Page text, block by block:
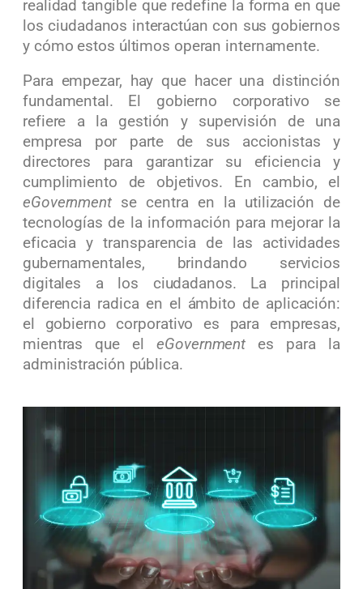
realidad tangible que redefine la forma en que
los ciudadanos interactúan con sus gobiernos
y cómo estos últimos operan internamente.
Para empezar, hay que hacer una distinción
fundamental. El gobierno corporativo se
refiere a la gestión y supervisión de una
empresa por parte de sus accionistas y
directores para garantizar su eficiencia y
cumplimiento de objetivos. En cambio, el
eGovernmentse centra en la utilización de
tecnologías de la información para mejorar la
eficacia y transparencia de las actividades
gubernamentales, brindando servicios
digitales a los ciudadanos. La principal
diferencia radica en el ámbito de aplicación:
el gobierno corporativo es para empresas,
mientras que eleGovernment es para la
administración pública.